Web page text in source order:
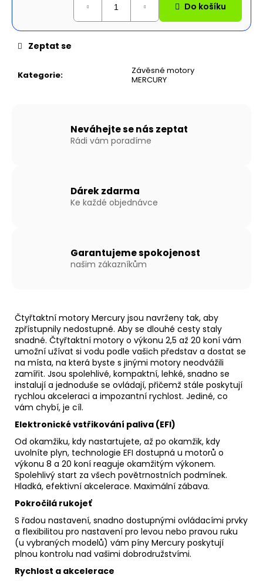
Do košíku
Kategorie:
Závěsné motory
MERCURY
Zeptat se
Neváhejte se nás zeptat
Rádi vám poradíme
Dárek zdarma
Ke každé objednávce
Garantujeme spokojenost
našim zákazníkům
Čtyřtaktní motory Mercury jsou navrženy tak, aby
zpřístupnily nedostupné. Aby se dlouhé cesty staly
snadné. Čtyřtaktní motory o výkonu 2,5 až 20 koní vám
umožní užívat si vodu podle vašich představ a dostat se
na místa, na která byste s jinými motory neodvážili
zamířit. Jsou spolehlivé, kompaktní, lehké, snadno se
instalují a jednoduše se ovládají, přičemž stále poskytují
rychlou akceleraci a impozantní rychlost. Jediné, co
vám chybí, je cíl.
Elektronické vstřikování paliva (EFI)
Od okamžiku, kdy nastartujete, až po okamžik, kdy
uvolníte plyn, technologie EFI dostupná u motorů o
výkonu 8 a 20 koní reaguje okamžitým výkonem.
Spolehlivý start za všech povětrnostních podmínek.
Hladká, efektivní akcelerace. Maximální zábava.
Pokročilá rukojeť
S řadou nastavení, snadno dostupnými ovládacími prvky
a flexibilitou pro nastavení pro levou nebo pravou ruku
(u vybraných modelů) vám píny Mercury poskytují
plnou kontrolu nad vašimi dobrodružstvími.
Rychlost a akcelerace
ČLUN
WILLIS
BOATS
RY-
BÍLO-